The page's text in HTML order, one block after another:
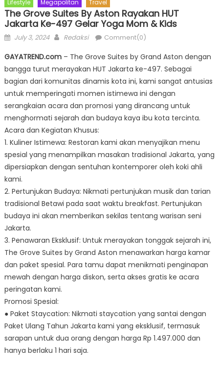
Lifestyle Megapolitan Travel
The Grove Suites By Aston Rayakan HUT
Jakarta Ke-497 Gelar Yoga Mom & Kids
Posted
July 3, 2024 Author
Redaksi Comment(0)
GAYATREND.com– The Grove Suites by Grand Aston dengan
bangga turut merayakan HUT Jakarta ke-497. Sebagai
bagian dari komunitas dinamis kota ini, kami sangat antusias
untuk memperingati momen istimewa ini dengan
serangkaian acara dan promosi yang dirancang untuk
menghormati sejarah dan budaya kaya ibu kota tercinta.
Acara dan Kegiatan Khusus:
1. Kuliner Istimewa: Restoran kami akan menyajikan menu
spesial yang menampilkan masakan tradisional Jakarta, yang
dipersiapkan dengan sentuhan kontemporer oleh koki ahli
kami.
2. Pertunjukan Budaya: Nikmati pertunjukan musik dan tarian
tradisional Betawi pada saat waktu breakfast. Pertunjukan
budaya ini akan memberikan sekilas tentang warisan seni
Jakarta.
3. Penawaran Eksklusif: Untuk merayakan tonggak sejarah ini,
The Grove Suites by Grand Aston menawarkan harga kamar
dan paket spesial. Para tamu dapat menikmati penginapan
mewah dengan harga diskon, serta akses gratis ke acara
peringatan kami.
Promosi Spesial:
● Paket Staycation: Nikmati staycation yang santai dengan
Paket Ulang Tahun Jakarta kami yang eksklusif, termasuk
sarapan untuk dua orang dengan harga Rp 1.497.000 dan
hanya berlaku 1 hari saja.